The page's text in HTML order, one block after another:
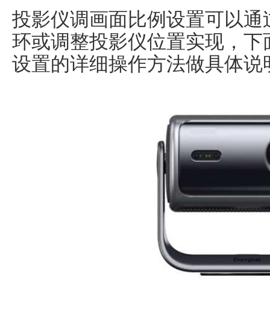
投影仪调画面比例设置可以
环或调整投影仪位置实现，
设置的详细操作方法做具体说